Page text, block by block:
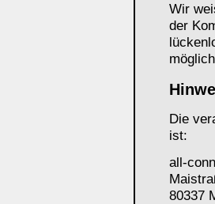
Wir
der
Die
ist:
all-
80337